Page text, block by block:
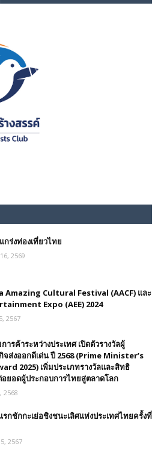
กร่งท่องเที่ยวไทย
2569
Amazing Cultural Festival (AACF) และ
Expo (AEE) 2024
2567
ารค้าระหว่างประเทศ เปิดตัวรางวัลผู้
จส่งออกดีเด่น ปี 2568 (Prime Minister’s
2025) เพิ่มประเภทรางวัลและสิทธิ
ยอดผู้ประกอบการไทยสู่ตลาดโลก
2568
รกชักกะเย่อชิงชนะเลิศแห่งประเทศไทยครั้งที่
2567